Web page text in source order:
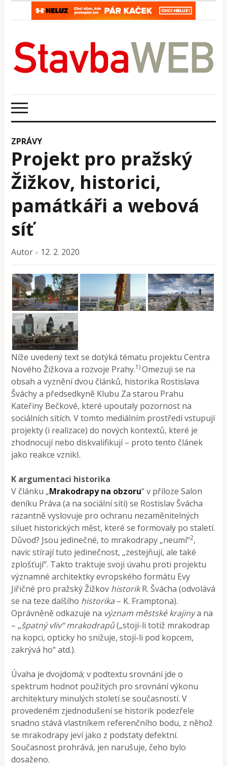
ZPRÁVY
Projekt pro pražský
Žižkov, historici,
památkáři a webová
síť
Autor × 12. 2. 2020
Níže uvedený text se dotýká tématu projektu Centra
Nového Žižkova a rozvoje Prahy.1)Omezuji se na
obsah a vyznění dvou článků, historika Rostislava
Šváchy a předsedkyně Klubu Za starou Prahu
Kateřiny Bečkové, které upoutaly pozornost na
sociálních sítích. V tomto mediálním prostředí vstupují
projekty (i realizace) do nových kontextů, které je
zhodnocují nebo diskvalifikují – proto tento článek
jako reakce vznikl.
K argumentaci historika
V článku „Mrakodrapy na obzoru“ v příloze Salon
deníku Práva (a na sociální síti) se Rostislav Švácha
razantně vyslovuje pro ochranu nezaměnitelných
siluet historických měst, které se formovaly po staletí.
Důvod? Jsou jedinečné, to mrakodrapy „neumí“2,
navíc stírají tuto jedinečnost, „zestejňují, ale také
zplošťují“. Takto traktuje svoji úvahu proti projektu
významné architektky evropského formátu Evy
Jiřičné pro pražský Žižkov historikR. Švácha (odvolává
se na teze dalšího historika – K. Framptona).
Oprávněně odkazuje na význam městské krajinya na
– „špatný vliv“ mrakodrapů(„stojí-li totiž mrakodrap
na kopci, opticky ho snižuje, stojí-li pod kopcem,
zakrývá ho“ atd.).
Úvaha je dvojdomá; v podtextu srovnání jde o
spektrum hodnot použitých pro srovnání výkonu
architektury minulých století se současností. V
provedeném zjednodušení se historik podezřele
snadno stává vlastníkem referenčního bodu, z něhož
se mrakodrapy jeví jako z podstaty defektní.
Současnost prohrává, jen narušuje, čeho bylo
dosaženo.